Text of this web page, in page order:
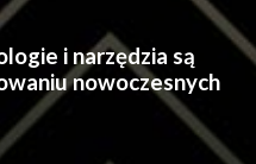
i narzędzia są
nowoczesnych